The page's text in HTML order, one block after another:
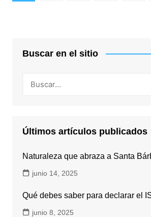
Buscar en el sitio
Últimos artículos publicados
Naturaleza que abraza a Santa
junio 14, 2025
Qué debes saber para declarar el
junio 8, 2025